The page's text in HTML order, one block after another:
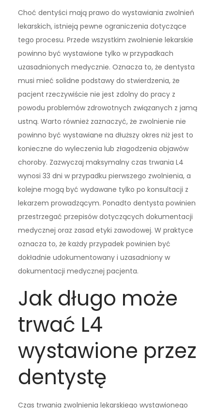
Choć dentyści mają prawo do wystawiania zwolnień
lekarskich, istnieją pewne ograniczenia dotyczące
tego procesu. Przede wszystkim zwolnienie lekarskie
powinno być wystawione tylko w przypadkach
uzasadnionych medycznie. Oznacza to, że dentysta
musi mieć solidne podstawy do stwierdzenia, że
pacjent rzeczywiście nie jest zdolny do pracy z
powodu problemów zdrowotnych związanych z jamą
ustną. Warto również zaznaczyć, że zwolnienie nie
powinno być wystawiane na dłuższy okres niż jest to
konieczne do wyleczenia lub złagodzenia objawów
choroby. Zazwyczaj maksymalny czas trwania L4
wynosi 33 dni w przypadku pierwszego zwolnienia, a
kolejne mogą być wydawane tylko po konsultacji z
lekarzem prowadzącym. Ponadto dentysta powinien
przestrzegać przepisów dotyczących dokumentacji
medycznej oraz zasad etyki zawodowej. W praktyce
oznacza to, że każdy przypadek powinien być
dokładnie udokumentowany i uzasadniony w
dokumentacji medycznej pacjenta.
Jak długo może
trwać L4
wystawione przez
dentystę
Czas trwania zwolnienia lekarskiego wystawionego